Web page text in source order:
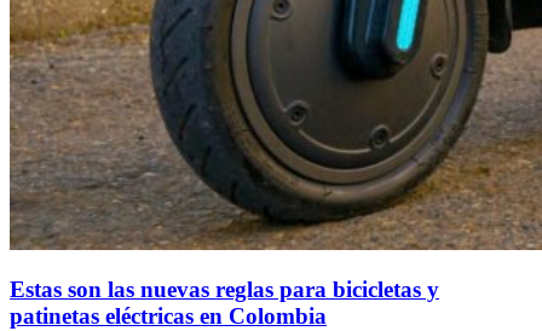
Estas son las nuevas reglas para bicicletas y
patinetas eléctricas en Colombia